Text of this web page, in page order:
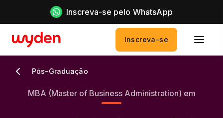
Inscreva-se pelo WhatsApp
Inscreva-se
Pós-Graduação
MBA (Master of Business Administration) em